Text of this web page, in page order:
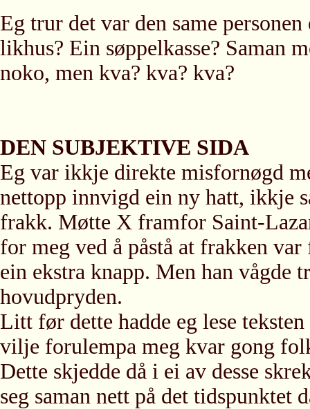
Eg trur det var den same
likhus? Ein søppelkasse? Saman
noko, men kva? kva? kva?
DEN SUBJEKTIVE SIDA
Eg var ikkje direkte misfornøgd
nettopp innvigd ein ny hatt, ikkje
frakk. Møtte X framfor Saint-
for meg ved å påstå at frakken
ein ekstra knapp. Men han vågde
hovudpryden.
Litt før dette hadde eg lese
vilje forulempa meg kvar gong
Dette skjedde då i ei av desse
seg saman nett på det tidspunktet